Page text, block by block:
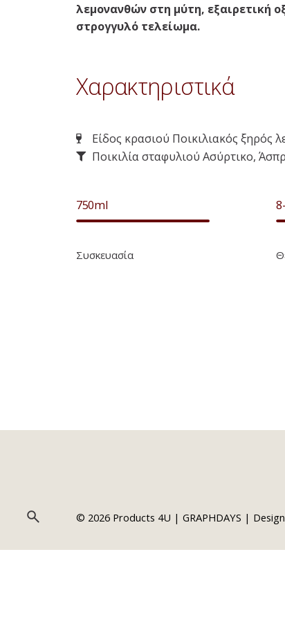
λεμονανθών στη μύτη, εξαιρετική
στρογγυλό τελείωμα.
Χαρακτηριστικά
Είδος κρασιού Ποικιλιακός ξηρός
Ποικιλία σταφυλιού Ασύρτικο,
750ml
Συσκευασία
Η εταιρεία μας
Οινοποιείο
© 2026 Products 4U | GRAPHDAYS |